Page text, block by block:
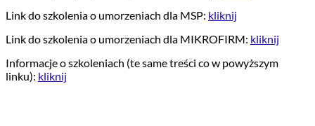
Link do szkolenia o umorzeniach dla MSP: kliknij
Link do szkolenia o umorzeniach dla MIKROFIRM: kliknij
Informacje o szkoleniach (te same treści co w powyższym
linku): kliknij